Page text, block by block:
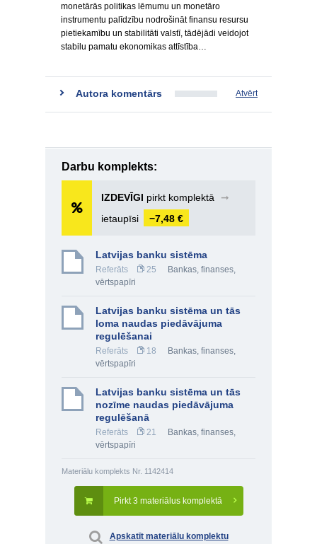
monetārās politikas lēmumu un monetāro
instrumentu palīdzību nodrošināt finansu resursu
pietiekamību un stabilitāti valstī, tādējādi veidojot
stabilu pamatu ekonomikas attīstība…
Autora komentārs Atvērt
Darbu komplekts:
IZDEVĪGI pirkt komplektā
➞
ietaupīsi
−7,48 €
Latvijas banku sistēma
Referāts 25
Bankas, finanses,
vērtspapīri
Latvijas banku sistēma un tās
loma naudas piedāvājuma
regulēšanai
Referāts 18
Bankas, finanses,
vērtspapīri
Latvijas banku sistēma un tās
nozīme naudas piedāvājuma
regulēšanā
Referāts 21
Bankas, finanses,
vērtspapīri
Materiālu komplekts Nr. 1142414
Pirkt 3 materiālus komplektā
Apskatīt materiālu komplektu